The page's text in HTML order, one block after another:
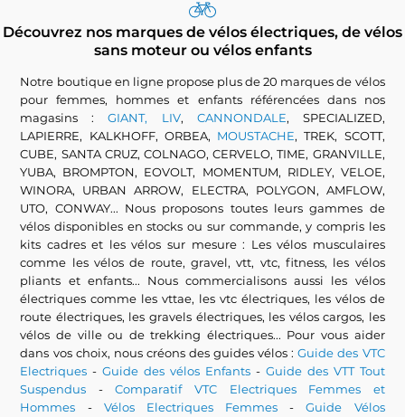
Découvrez nos marques de vélos électriques, de vélos
sans moteur ou vélos enfants
Notre boutique en ligne propose plus de 20 marques de vélos
pour femmes, hommes et enfants référencées dans nos
magasins :GIANT, LIV, CANNONDALE, SPECIALIZED,
LAPIERRE, KALKHOFF, ORBEA, MOUSTACHE, TREK, SCOTT,
CUBE, SANTA CRUZ, COLNAGO, CERVELO, TIME, GRANVILLE,
YUBA, BROMPTON, EOVOLT, MOMENTUM, RIDLEY, VELOE,
WINORA, URBAN ARROW, ELECTRA, POLYGON, AMFLOW,
UTO, CONWAY... Nous proposons toutes leurs gammes de
vélos disponibles en stocks ou sur commande, y compris les
kits cadres et les vélos sur mesure : Les vélos musculaires
comme les vélos de route, gravel, vtt, vtc, fitness, les vélos
pliants et enfants... Nous commercialisons aussi les vélos
électriques comme les vttae, les vtc électriques, les vélos de
route électriques, les gravels électriques, les vélos cargos, les
vélos de ville ou de trekking électriques... Pour vous aider
dans vos choix, nous créons des guides vélos :Guide des VTC
Electriques -Guide des vélos Enfants - Guide des VTT Tout
Suspendus -Comparatif VTC Electriques Femmes et
Hommes - Vélos Electriques Femmes -Guide Vélos